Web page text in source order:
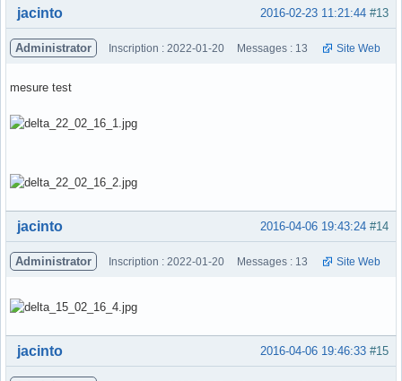
Hors ligne #13
2016-02-23 11:21:44
jacinto
Administrator Inscription : 2022-01-20 Messages : 13 Site Web
mesure test
Hors ligne #14
2016-04-06 19:43:24
jacinto
Administrator Inscription : 2022-01-20 Messages : 13 Site Web
Hors ligne #15
2016-04-06 19:46:33
jacinto